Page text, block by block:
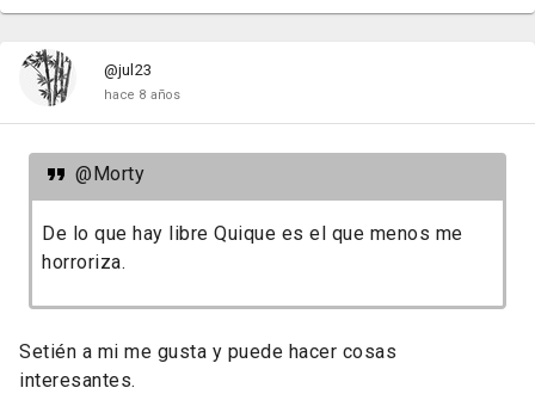
@jul23
hace 8 años
@Morty
De lo que hay libre Quique es el que menos me
horroriza.
Setién a mi me gusta y puede hacer cosas
interesantes.